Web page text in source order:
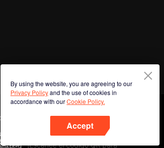
By using the website, you are agreeing to our
Privacy Policyand the use of cookies in
accordance with ourCookie Policy.
Accept
¡Escanee el código QR para